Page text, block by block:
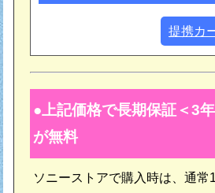
提携カ
上記価格で長期保証＜3
が無料
ソニーストアで購入時は、通常